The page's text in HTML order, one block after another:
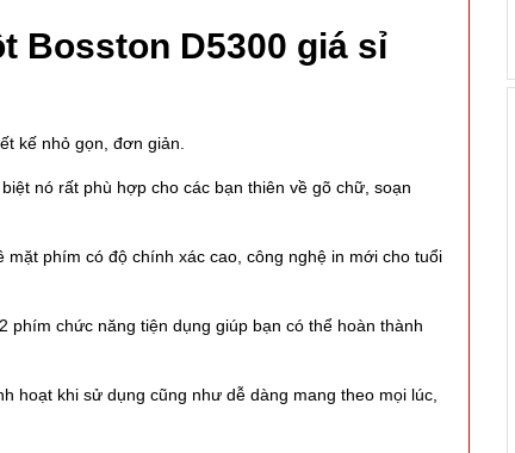
Bosston D5300 giá sỉ
kế nhỏ gọn, đơn giản.
nó rất phù hợp cho các bạn thiên về gõ chữ, soạn
phím có độ chính xác cao, công nghệ in mới cho tuổi
chức năng tiện dụng giúp bạn có thể hoàn thành
hoạt khi sử dụng cũng như dễ dàng mang theo mọi lúc,